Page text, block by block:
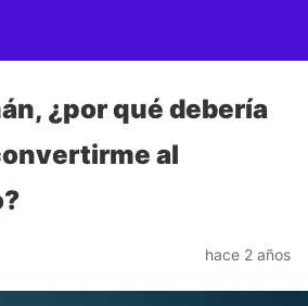
¿por qué debería
al
hace 2 años